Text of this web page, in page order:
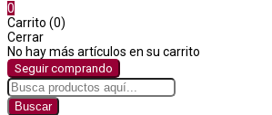
0
Carrito (0)
Cerrar
No hay más artículos en su carrito
Seguir comprando
Buscar